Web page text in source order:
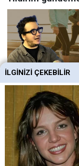
İLGINIZI ÇEKEBILIR